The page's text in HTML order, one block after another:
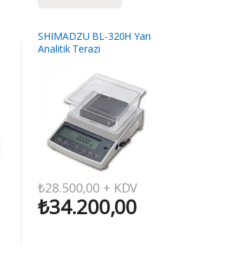
SHIMADZU BL-320H Yarı
Analitik Terazi
₺28.500,00 + KDV
₺34.200,00